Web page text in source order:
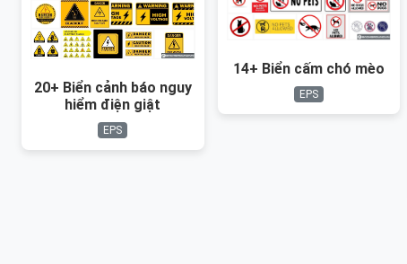
20+ Biển cảnh báo nguy
hiểm điện giật
EPS
14+ Biển cấm chó mèo
EPS